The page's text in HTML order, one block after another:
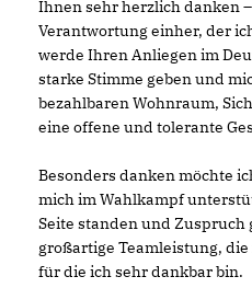
Ihnen sehr herzlich danken
Verantwortung einher, der
werde Ihren Anliegen im
starke Stimme geben und
bezahlbaren Wohnraum,
eine offene und tolerante
Besonders danken möchte
mich im Wahlkampf
Seite standen und Zuspruch
großartige Teamleistung,
für die ich sehr dankbar bin.